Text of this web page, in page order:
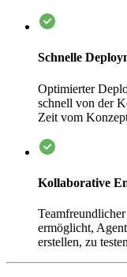
Schnelle
Optimierter
schnell von der
Zeit vom
Kollaborative
ermöglicht,
erstellen, zu